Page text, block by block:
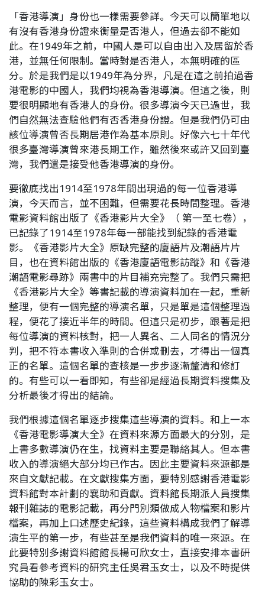
「香港導演」身份也一樣需要參詳。今天可以簡單地以
有沒有香港身份證來衡量是否港人，但過去卻不能如
此。在1949年之前，中國人是可以自由出入及居留於香
港，並無任何限制。當時對是否港人，本無明確的區
分。於是我們是以1949年為分界，凡是在這之前拍過香
港電影的中國人，我們均視為香港導演。但這之後，則
要很明顯地有香港人的身份。很多導演今天已過世，我
們自然無法查驗他們有否香港身份證。但是我們仍可由
該位導演曾否長期居港作為基本原則。好像六七十年代
很多臺灣導演曾來港長期工作，雖然後來或許又回到臺
灣，我們還是接受他香港導演的身份。
要徹底找出1914至1978年間出現過的每一位香港導
演，今天而言，並不困難，但需要花長時間整理。香港
電影資料館出版了《香港影片大全》（ 第一至七卷），
已記錄了1914至1978年每一部能找到紀錄的香港電
影。《香港影片大全》原缺完整的廈語片及潮語片片
目，也在資料館出版的《香港廈語電影訪蹤》和《香港
潮語電影尋跡》兩書中的片目補充完整了。我們只需把
《香港影片大全》等書記載的導演資料加在一起，重新
整理，便有一個完整的導演名單，只是單是這個整理過
程，便花了接近半年的時間。但這只是初步，跟著是把
每位導演的資料核對，把一人異名、二人同名的情況分
判，把不符本書收入準則的合併或刪去，才得出一個真
正的名單。這個名單的查核是一步步逐漸釐清和修訂
的。有些可以一看即知，有些卻是經過長期資料搜集及
分析最後才得出的結論。
我們根據這個名單逐步搜集這些導演的資料。和上一本
《香港電影導演大全》在資料來源方面最大的分別，是
上書多數導演仍在生，找資料主要是聯絡其人。但本書
收入的導演絕大部分均已作古。因此主要資料來源都是
來自文獻記載。在文獻搜集方面，要特別感謝香港電影
資料館對本計劃的襄助和貢獻。資料館長期派人員搜集
報刊雜誌的電影記載，再分門別類做成人物檔案和影片
檔案，再加上口述歷史紀錄，這些資料構成我們了解導
演生平的第一步，有些甚至是我們資料的唯一來源。在
此要特別多謝資料館館長楊可欣女士，直接安排本書研
究員看參考資料的研究主任吳君玉女士，以及不時提供
協助的陳彩玉女士。